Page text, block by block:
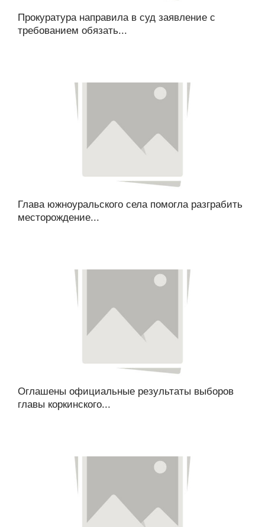
Прокуратура направила в суд заявление с
требованием обязать...
Глава южноуральского села помогла разграбить
месторождение...
Оглашены официальные результаты выборов
главы коркинского...